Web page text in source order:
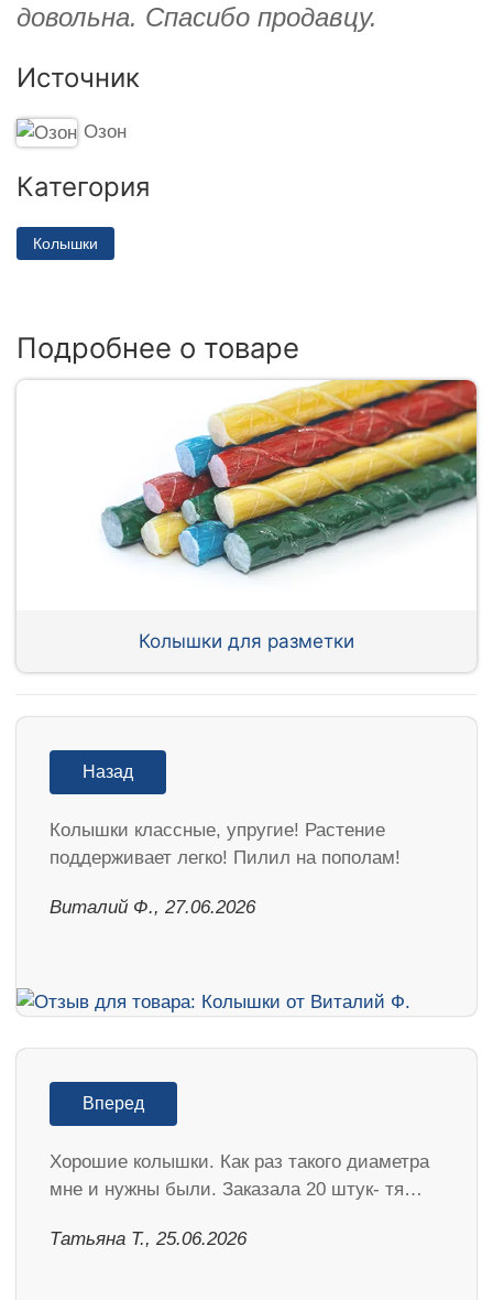
довольна. Спасибо продавцу.
Источник
Озон
Категория
Колышки
Подробнее о товаре
Колышки для разметки
Назад
Колышки классные, упругие! Растение
поддерживает легко! Пилил на пополам!
Виталий Ф., 27.06.2026
Вперед
Хорошие колышки. Как раз такого диаметра
мне и нужны были. Заказала 20 штук- тя…
Татьяна Т., 25.06.2026